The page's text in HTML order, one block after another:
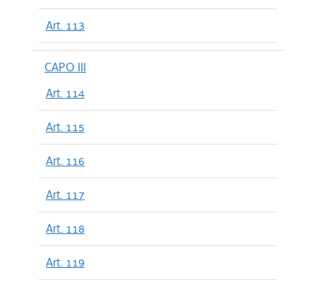
Art. 113
CAPO III
Art. 114
Art. 115
Art. 116
Art. 117
Art. 118
Art. 119